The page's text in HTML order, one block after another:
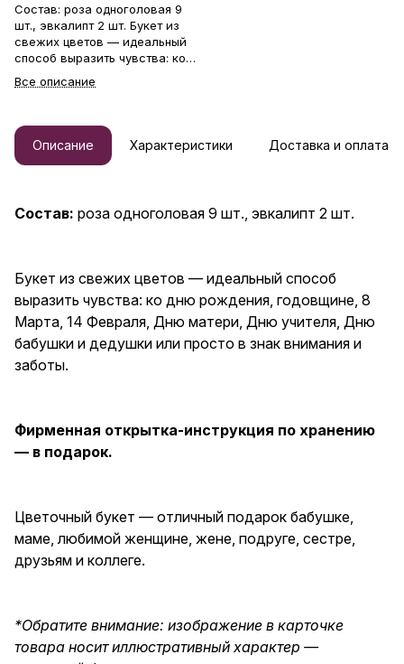
Состав: роза одноголовая 9
шт., эвкалипт 2 шт. Букет из
свежих цветов — идеальный
способ выразить чувства: ко
Марта, 14 Февраля, Дню
бабушки и дедушки или просто
в знак внимания и заботы.
Фирменная открытка-
маме, любимой женщине,
Все описание
Описание Характеристики Доставка и оплата
Состав: роза одноголовая 9 шт., эвкалипт 2 шт.
Букет из свежих цветов — идеальный способ
выразить чувства: ко дню рождения, годовщине, 8
Марта, 14 Февраля, Дню матери, Дню учителя, Дню
бабушки и дедушки или просто в знак внимания и
заботы.
Фирменная открытка-инструкция по хранению
— в подарок.
Цветочный букет — отличный подарок бабушке,
маме, любимой женщине, жене, подруге, сестре,
друзьям и коллеге.
*Обратите внимание: изображение в карточке
товара носит иллюстративный характер —